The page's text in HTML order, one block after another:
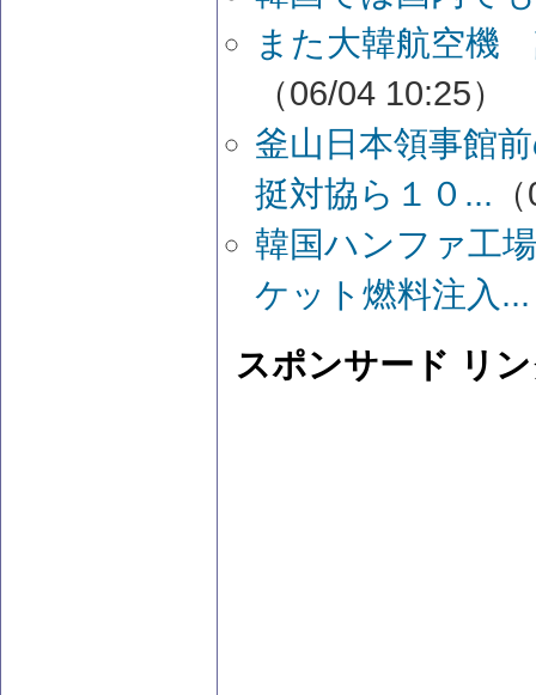
また大韓航空機
（06/04 10:25）
釜山日本領事館
挺対協ら１０...
韓国ハンファ工
ケット燃料注入...
スポンサード リ